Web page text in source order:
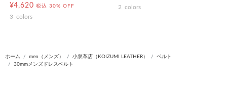
¥4,620 税込 30% OFF
3 colors
2 colors
ホーム men（メンズ） 小泉革店（KOIZUMI LEATHER）
ベルト
30mmメンズドレスベルト